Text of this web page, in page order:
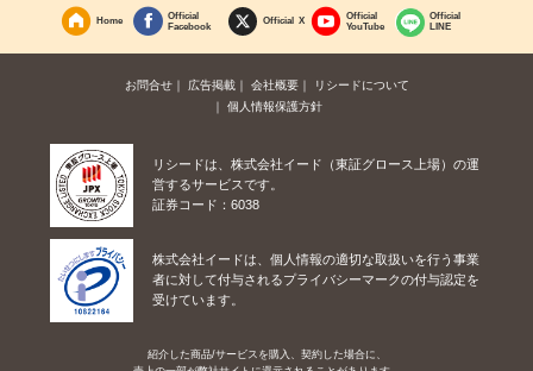
Home
Official
Facebook
Official X
Official
YouTube
Official
LINE
お問合せ 広告掲載 会社概要
リシードについて
個人情報保護方針
リシードは、株式会社イード（東証グロース上場）の運
営するサービスです。
証券コード：6038
株式会社イードは、個人情報の適切な取扱いを行う事業
者に対して付与されるプライバシーマークの付与認定を
受けています。
紹介した商品/サービスを購入、契約した場合に、